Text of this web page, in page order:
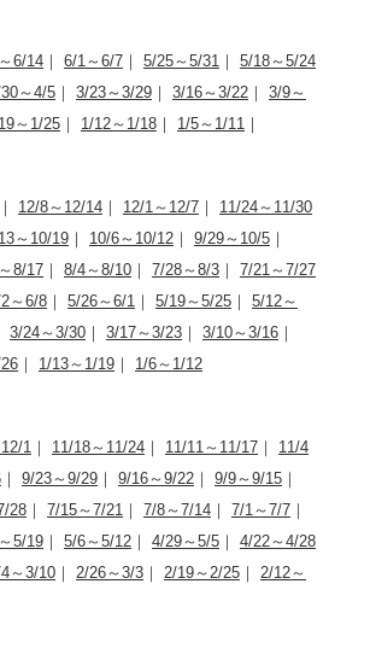
6/14 ｜ 6/1～6/7 ｜ 5/25～5/31 ｜ 5/18～5/24
～4/5 ｜ 3/23～3/29 ｜ 3/16～3/22 ｜ 3/9～
～1/25 ｜ 1/12～1/18 ｜ 1/5～1/11 ｜
｜ 12/8～12/14 ｜ 12/1～12/7 ｜ 11/24～11/30
～10/19 ｜ 10/6～10/12 ｜ 9/29～10/5 ｜
8/17 ｜ 8/4～8/10 ｜ 7/28～8/3 ｜ 7/21～7/27
～6/8 ｜ 5/26～6/1 ｜ 5/19～5/25 ｜ 5/12～
3/24～3/30 ｜ 3/17～3/23 ｜ 3/10～3/16 ｜
｜ 1/13～1/19 ｜ 1/6～1/12
1 ｜ 11/18～11/24 ｜ 11/11～11/17 ｜ 11/4
｜ 9/23～9/29 ｜ 9/16～9/22 ｜ 9/9～9/15 ｜
28 ｜ 7/15～7/21 ｜ 7/8～7/14 ｜ 7/1～7/7 ｜
5/19 ｜ 5/6～5/12 ｜ 4/29～5/5 ｜ 4/22～4/28
～3/10 ｜ 2/26～3/3 ｜ 2/19～2/25 ｜ 2/12～